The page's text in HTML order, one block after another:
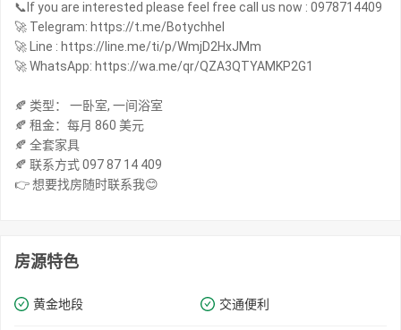
📞If you are interested please feel free call us now : 0978714409
🚀 Telegram: https://t.me/Botychhel
🚀 Line : https://line.me/ti/p/WmjD2HxJMm
🚀 WhatsApp: https://wa.me/qr/QZA3QTYAMKP2G1
🍂 类型： 一卧室, 一间浴室
🍂 租金：每月 860 美元
🍂 全套家具
🍂 联系方式 097 87 14 409
👉 想要找房随时联系我😊
房源特色
黄金地段 交通便利